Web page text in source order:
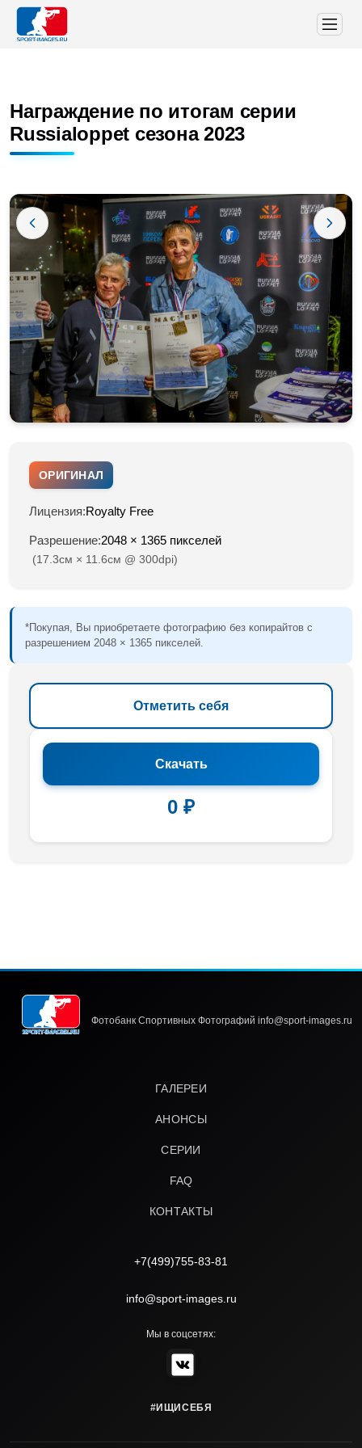
Награждение по итогам серии
Russialoppet сезона 2023
ОРИГИНАЛ
Лицензия:Royalty Free
Разрешение:2048 × 1365 пикселей
(17.3см × 11.6см @ 300dpi)
*Покупая, Вы приобретаете фотографию без копирайтов с
разрешением 2048 × 1365 пикселей.
Отметить себя
Скачать
0 ₽
Фотобанк Спортивных Фотографий info@sport-images.ru
ГАЛЕРЕИ
АНОНСЫ
СЕРИИ
FAQ
КОНТАКТЫ
+7(499)755-83-81
info@sport-images.ru
Мы в соцсетях:
#ИЩИСЕБЯ